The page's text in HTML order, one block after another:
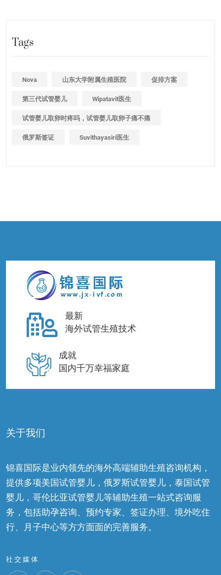
Tags
Nova 山东大学附属生殖医院 促排方案
第三代试管婴儿 Wipatavit医生
试管婴儿取卵时疼吗，试管婴儿取卵子痛不痛
俄罗斯签证 Suvithayasiri医生
最新
海外试管生殖技术
成就
国内千万幸福家庭
关于我们
锦喜国际是业内领先的海外高端辅助生殖咨询机构，
提供多项美国试管婴儿，俄罗斯试管婴儿，泰国试管
婴儿，哥伦比亚试管婴儿等辅助生殖一站式咨询服
务，包括助孕咨询、预约专家、签证办理、境外吃住
行、月子中心等方方面面的完善服务。
社交媒体